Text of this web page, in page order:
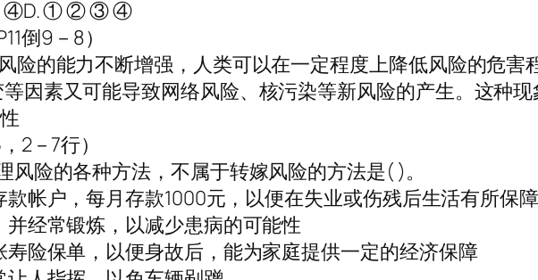
④D. ① ② ③ ④
倒9－8）
险的能力不断增强，人类可以在一定程度上降低风险的危
因素又可能导致网络风险、核污染等新风险的产生。这种
2－7行）
风险的各种方法，不属于转嫁风险的方法是( )。
帐户，每月存款1000元，以便在失业或伤残后生活有所保障
经常锻炼，以减少患病的可能性
险保单，以便身故后，能为家庭提供一定的经济保障